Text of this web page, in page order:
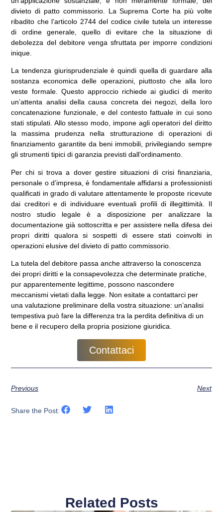
divieto di patto commissorio. La Suprema Corte ha più volte
ribadito che l’articolo 2744 del codice civile tutela un interesse
di ordine generale, quello di evitare che la situazione di
debolezza del debitore venga sfruttata per imporre condizioni
inique.
La tendenza giurisprudenziale è quindi quella di guardare alla
sostanza economica delle operazioni, piuttosto che alla loro
veste formale. Questo approccio richiede ai giudici di merito
un’attenta analisi della causa concreta dei negozi, della loro
concatenazione funzionale, e del contesto fattuale in cui sono
stati stipulati. Allo stesso modo, impone agli operatori del diritto
la massima prudenza nella strutturazione di operazioni di
finanziamento garantite da beni immobili, privilegiando sempre
gli strumenti tipici di garanzia previsti dall’ordinamento.
Per chi si trova a dover gestire situazioni di crisi finanziaria,
personale o d’impresa, è fondamentale affidarsi a professionisti
qualificati in grado di valutare attentamente le proposte ricevute
dai creditori e di individuare eventuali profili di illegittimità. Il
nostro studio legale è a disposizione per analizzare la
documentazione già sottoscritta e per assistere nella difesa dei
propri diritti qualora si sospetti di essere stati coinvolti in
operazioni elusive del divieto di patto commissorio.
La tutela del debitore passa anche attraverso la conoscenza
dei propri diritti e la consapevolezza che determinate pratiche,
pur apparentemente legittime, possono nascondere
meccanismi vietati dalla legge. Non esitate a contattarci per
una valutazione preliminare della vostra situazione: un’analisi
tempestiva può fare la differenza tra la perdita definitiva di un
bene e il recupero della propria posizione giuridica.
Contattaci
Previous Next
Share the Post:
Related Posts